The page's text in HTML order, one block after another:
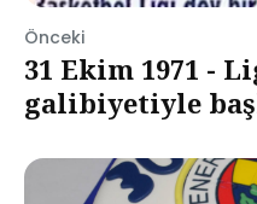
Önceki
31 Ekim 1971 -
galibiyetiyle